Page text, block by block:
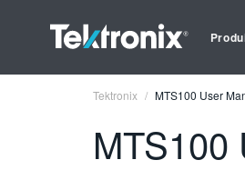
Tektronix MTS100 User
MTS100